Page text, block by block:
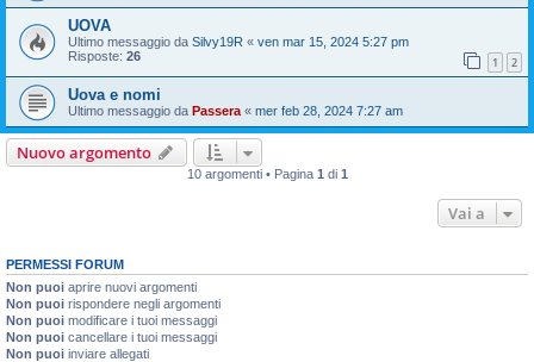
UOVA
Ultimo messaggio da Silvy19R « ven mar 15, 2024 5:27 pm
Risposte: 26 1 2
Uova e nomi
Ultimo messaggio da Passera « mer feb 28, 2024 7:27 am
Nuovo argomento
10 argomenti • Pagina 1 di 1
Vai a
PERMESSI FORUM
Non puoi aprire nuovi argomenti
Non puoi rispondere negli argomenti
Non puoi modificare i tuoi messaggi
Non puoi cancellare i tuoi messaggi
Non puoi inviare allegati